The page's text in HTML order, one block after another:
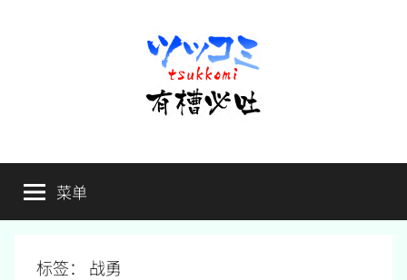
有
槽
必
槽，
毋
菜单
标签： 战勇